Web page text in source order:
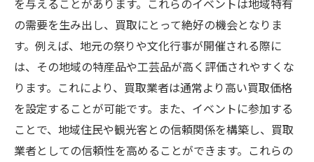
を与えることがあります。これらのイベントは地域特有
の需要を生み出し、買取にとって絶好の機会となりま
す。例えば、地元の祭りや文化行事が開催される際に
は、その地域の特産品や工芸品が高く評価されやすくな
ります。これにより、買取業者は通常より高い買取価格
を設定することが可能です。また、イベントに参加する
ことで、地域住民や観光客との信頼関係を構築し、買取
業者としての信頼性を高めることができます。これらの